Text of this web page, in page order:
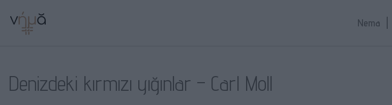
Nema
Denizdeki kırmızı yığınlar – Carl Moll